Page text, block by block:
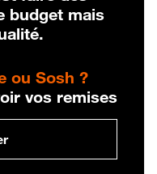
budget mais
ou Sosh ?
vos remises